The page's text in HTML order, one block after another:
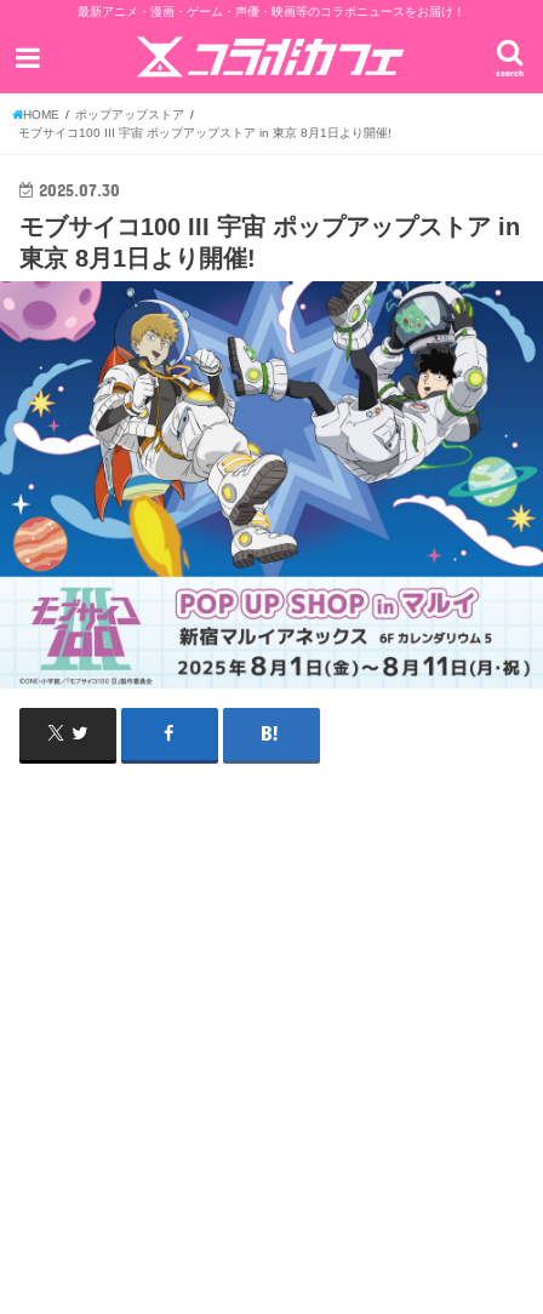
最新アニメ・漫画・ゲーム・声優・映画等のコラボニュースをお届け！
search
HOME
ポップアップストア
モブサイコ100 III 宇宙 ポップアップストア in 東京 8月1日より開催!
2025.07.30
モブサイコ100 III 宇宙 ポップアップストア in
東京 8月1日より開催!